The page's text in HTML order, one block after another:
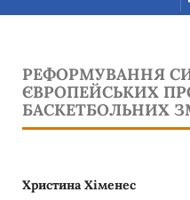
РЕФОРМУВАННЯ
ЄВРОПЕЙСЬКИХ
БАСКЕТБОЛЬНИХ
Христина Хіменес